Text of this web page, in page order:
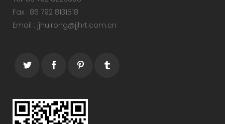
Fax : 86 792 8131518
Email : jjhuirong@jjhrt.com.cn